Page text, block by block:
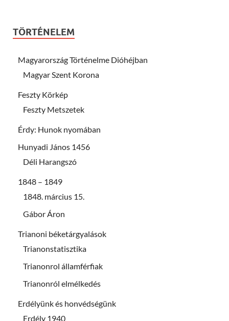
TÖRTÉNELEM
Magyarország Történelme Dióhéjban
Magyar Szent Korona
Feszty Körkép
Feszty Metszetek
Érdy: Hunok nyomában
Hunyadi János 1456
Déli Harangszó
1848 – 1849
1848. március 15.
Gábor Áron
Trianoni béketárgyalások
Trianonstatisztika
Trianonrol államférfiak
Trianonról elmélkedés
Erdélyünk és honvédségünk
Erdély 1940